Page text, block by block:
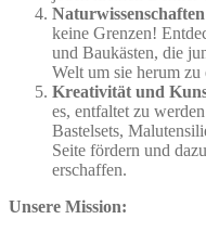
keine Grenzen!
und Baukästen, die
Welt um sie herum zu
Kreativität und
es, entfaltet zu
Bastelsets,
Seite fördern und
erschaffen.
Unsere Mission: